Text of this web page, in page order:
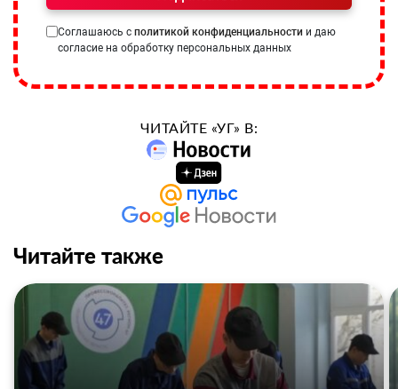
Соглашаюсь с политикой конфиденциальности и даю
согласие на обработку персональных данных
ЧИТАЙТЕ «УГ» В:
Читайте также